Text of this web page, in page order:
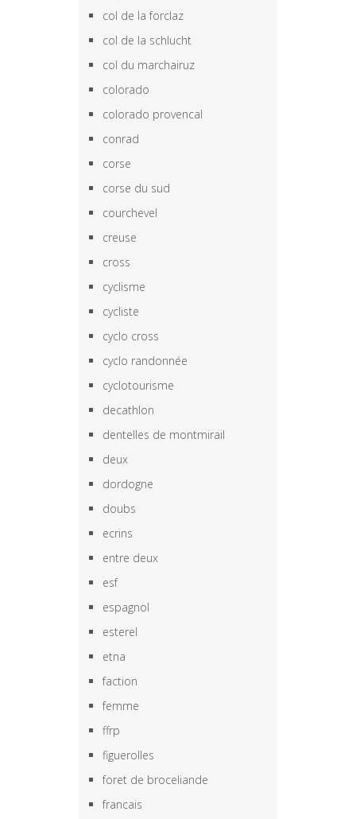
col de la forclaz
col de la schlucht
col du marchairuz
colorado
colorado provencal
conrad
corse
corse du sud
courchevel
creuse
cross
cyclisme
cycliste
cyclo cross
cyclo randonnée
cyclotourisme
decathlon
dentelles de montmirail
deux
dordogne
doubs
ecrins
entre deux
esf
espagnol
esterel
etna
faction
femme
ffrp
figuerolles
foret de broceliande
francais